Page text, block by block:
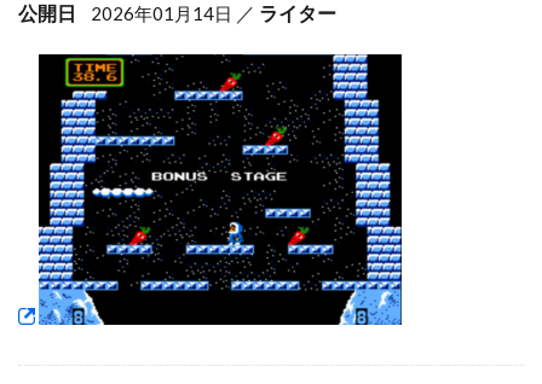
公開日 2026年01月14日 ライター